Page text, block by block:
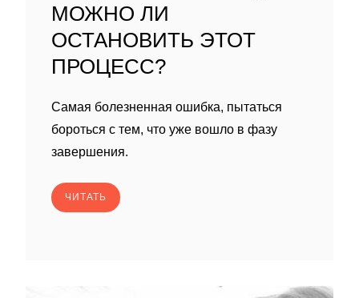
МОЖНО ЛИ
ОСТАНОВИТЬ ЭТОТ
ПРОЦЕСС?
Самая болезненная ошибка, пытаться
бороться с тем, что уже вошло в фазу
завершения.
ЧИТАТЬ